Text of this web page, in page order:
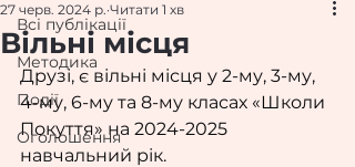
Всі публікації
Методика
Події
Оголошення
Вільні місця
27 черв. 2024 р. Читати 1 хв
Друзі, є вільні місця у 2-му, 3-му,
4-му, 6-му та 8-му класах «Школи
Покуття» на 2024-2025
навчальний рік.